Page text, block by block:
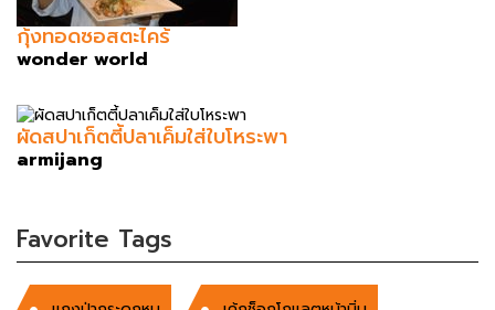
กุ้งทอดซอสตะไคร้
wonder world
ผัดสปาเก็ตตี้ปลาเค็มใส่ใบโหระพา
armijang
Favorite Tags